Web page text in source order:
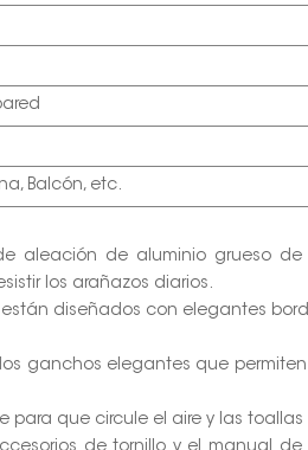
Balcón, etc.
aleación de aluminio grueso
los arañazos diarios.
diseñados con elegantes
ganchos elegantes que
para que circule el aire y las